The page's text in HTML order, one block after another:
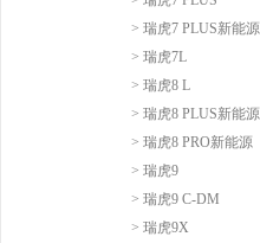
> 瑞虎7 PLUS新能源
> 瑞虎7L
> 瑞虎8 L
> 瑞虎8 PLUS新能源
> 瑞虎8 PRO新能源
> 瑞虎9
> 瑞虎9 C-DM
> 瑞虎9X